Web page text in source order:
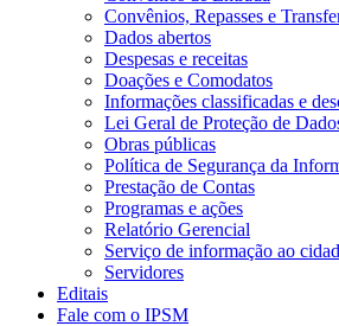
Convênios, Repasses e
Dados abertos
Despesas e receitas
Doações e Comodatos
Informações classificadas e
Lei Geral de Proteção de
Obras públicas
Política de Segurança da
Prestação de Contas
Programas e ações
Relatório Gerencial
Serviço de informação ao
Servidores
Editais
Fale com o IPSM